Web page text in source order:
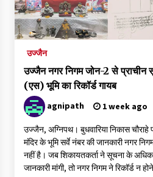
उज्जैन
उज्जैन नगर निगम जोन-2 से प्राचीन
(एस) भूमि का रिकॉर्ड गायब
agnipath 1 week ago
उज्जैन, अग्निपथ। बुधवारिया निकास चौराहे
मंदिर के भूमि सर्वे नंबर की जानकारी नगर
नहीं है। जब शिकायतकर्ता ने सूचना के
जानकारी मांगी, तो नगर निगम ने रिकॉर्ड न